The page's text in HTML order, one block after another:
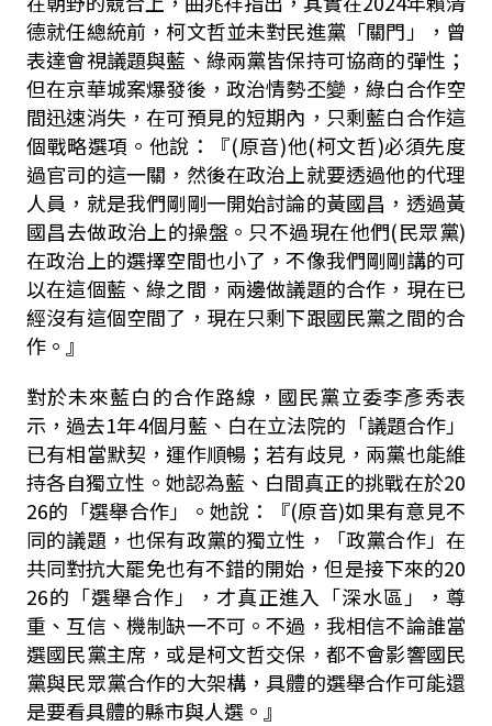
德就任總統前，柯文哲並未對民進黨「關門」，曾
表達會視議題與藍、綠兩黨皆保持可協商的彈性；
但在京華城案爆發後，政治情勢丕變，綠白合作空
間迅速消失，在可預見的短期內，只剩藍白合作這
個戰略選項。他說：『(原音)他(柯文哲)必須先度
過官司的這一關，然後在政治上就要透過他的代理
人員，就是我們剛剛一開始討論的黃國昌，透過黃
國昌去做政治上的操盤。只不過現在他們(民眾黨)
在政治上的選擇空間也小了，不像我們剛剛講的可
以在這個藍、綠之間，兩邊做議題的合作，現在已
經沒有這個空間了，現在只剩下跟國民黨之間的合
作。』
對於未來藍白的合作路線，國民黨立委李彥秀表
示，過去1年4個月藍、白在立法院的「議題合作」
已有相當默契，運作順暢；若有歧見，兩黨也能維
持各自獨立性。她認為藍、白間真正的挑戰在於20
26的「選舉合作」。她說：『(原音)如果有意見不
同的議題，也保有政黨的獨立性，「政黨合作」在
共同對抗大罷免也有不錯的開始，但是接下來的20
26的「選舉合作」，才真正進入「深水區」，尊
重、互信、機制缺一不可。不過，我相信不論誰當
選國民黨主席，或是柯文哲交保，都不會影響國民
黨與民眾黨合作的大架構，具體的選舉合作可能還
是要看具體的縣市與人選。』